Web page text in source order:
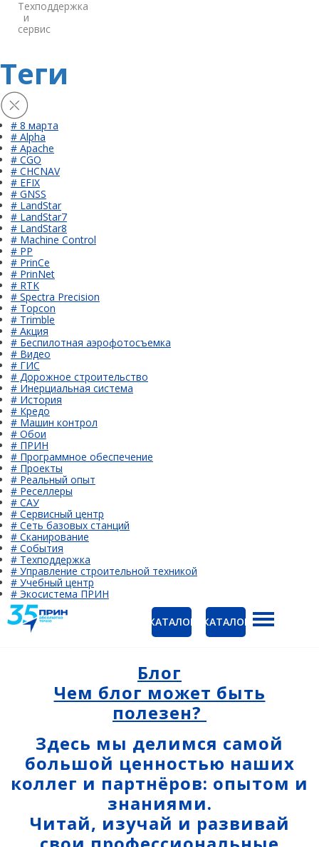
Техподдержка
и
сервис
Теги
# 8 марта
# Alpha
# Apache
# CGO
# CHCNAV
# EFIX
# GNSS
# LandStar
# LandStar7
# LandStar8
# Machine Control
# PP
# PrinCe
# PrinNet
# RTK
# Spectra Precision
# Topcon
# Trimble
# Акция
# Беспилотная аэрофотосъемка
# Видео
# ГИС
# Дорожное строительство
# Инерциальная система
# История
# Кредо
# Машин контрол
# Обои
# ПРИН
# Программное обеспечение
# Проекты
# Реальный опыт
# Реселлеры
# САУ
# Сервисный центр
# Сеть базовых станций
# Сканирование
# События
# Техподдержка
# Управление строительной техникой
# Учебный центр
# Экосистема ПРИН
КАТАЛОГ КАТАЛОГ
CHCNAV
Trimble
Spectra Precision
Оптика
Блог
Чем блог может быть
полезен?
Здесь мы делимся самой
большой ценностью наших
коллег и партнёров: опытом и
знаниями.
Читай, изучай и развивай